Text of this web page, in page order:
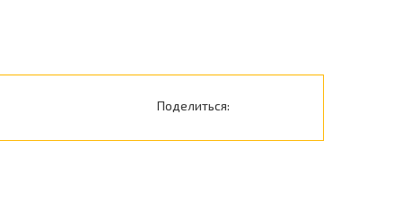
Поделиться: